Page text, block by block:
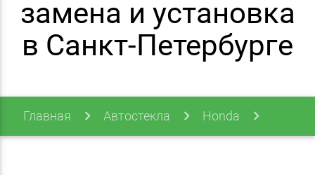
замена и установка
в Санкт-Петербурге
Главная Автостекла Honda